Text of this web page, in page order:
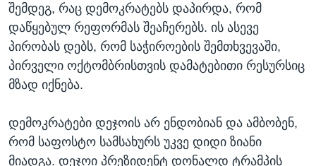
შემდეგ, რაც დემოკრატებს დაპირდა, რომ
დაწყებულ რეფორმას შეაჩერებს. ის ასევე
პირობას დებს, რომ საჭიროების შემთხვევაში,
პირველი ოქტომბრისთვის დამატებითი რესურსიც
მზად იქნება.
დემოკრატები დეჯოის არ ენდობიან და ამბობენ,
რომ საფოსტო სამსახურს უკვე დიდი ზიანი
მიადგა. დეჯოი პრეზიდენტ დონალდ ტრამპის